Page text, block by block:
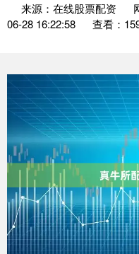
来源：在线股票配资
06-28 16:22:58
查看：